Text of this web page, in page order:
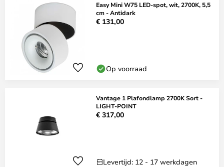
Easy Mini W75 LED-spot, wit, 2700K, 5,5
cm - Antidark
€ 131,00
Op voorraad
Vantage 1 Plafondlamp 2700K Sort -
LIGHT-POINT
€ 317,00
Levertijd: 12 - 17 werkdagen